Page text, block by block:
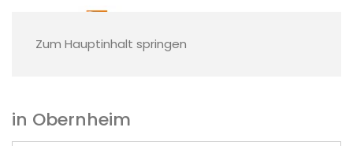
Zum Hauptinhalt springen
in Obernheim